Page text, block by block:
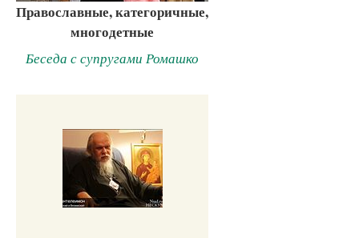
Православные, категоричные,
многодетные
Беседа с супругами Ромашко